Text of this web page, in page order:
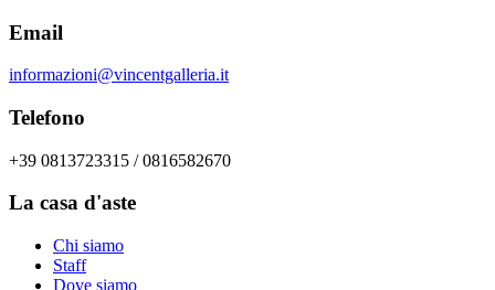
Email
informazioni@vincentgalleria.it
Telefono
+39 0813723315 / 0816582670
La casa d'aste
Chi siamo
Staff
Dove siamo